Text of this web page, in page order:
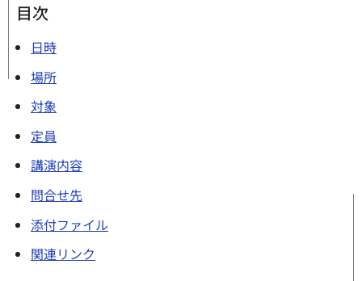
目次
日時
場所
対象
定員
講演内容
問合せ先
添付ファイル
関連リンク